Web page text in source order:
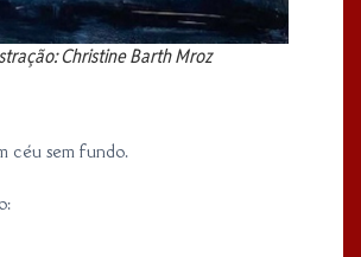
Christine Barth Mroz
céu sem fundo.